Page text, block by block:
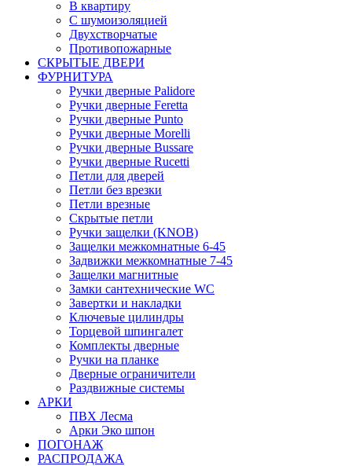
В квартиру
С шумоизоляцией
Двухстворчатые
Противопожарные
СКРЫТЫЕ ДВЕРИ
ФУРНИТУРА
Ручки дверные Palidore
Ручки дверные Feretta
Ручки дверные Punto
Ручки дверные Morelli
Ручки дверные Bussare
Ручки дверные Rucetti
Петли для дверей
Петли без врезки
Петли врезные
Скрытые петли
Ручки защелки (KNOB)
Защелки межкомнатные 6-45
Задвижки межкомнатные 7-45
Защелки магнитные
Замки сантехнические WC
Завертки и накладки
Ключевые цилиндры
Торцевой шпингалет
Комплекты дверные
Ручки на планке
Дверные ограничители
Раздвижные системы
АРКИ
ПВХ Лесма
Арки Эко шпон
ПОГОНАЖ
РАСПРОДАЖА